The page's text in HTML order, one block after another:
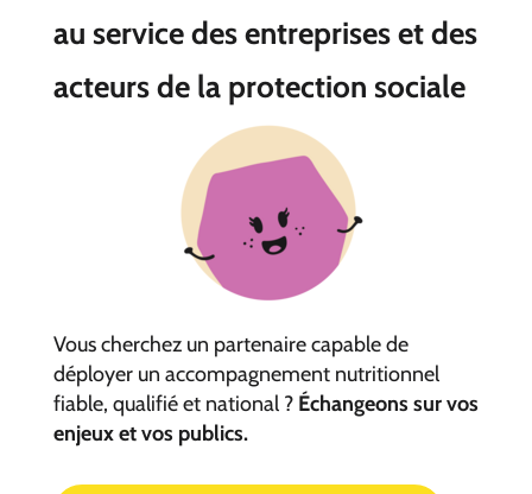
au service des entreprises et des
acteurs de la protection sociale
Vous cherchez un partenaire capable de
déployer un accompagnement nutritionnel
fiable, qualifié et national ? Échangeons sur vos
enjeux et vos publics.